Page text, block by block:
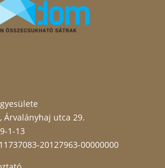
Árvalányhaj utca 29.
1-13
20127963-00000000